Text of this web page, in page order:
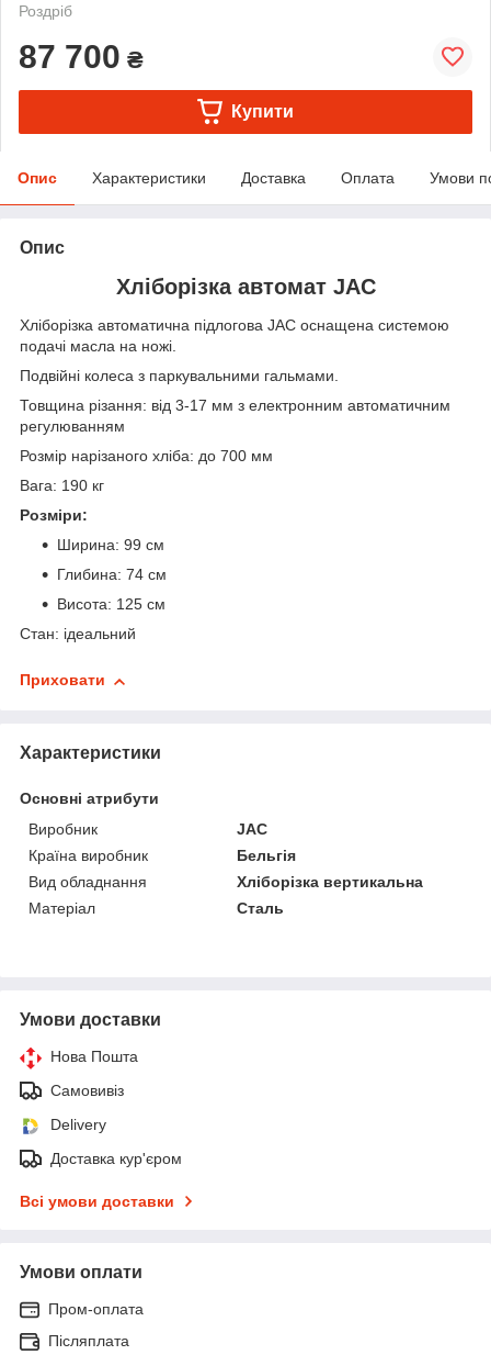
Роздріб
87 700 ₴
Купити
Опис Характеристики Доставка Оплата Умови
Опис
Хліборізка автомат JAC
Хліборізка автоматична підлогова JAC оснащена системою
подачі масла на ножі.
Подвійні колеса з паркувальними гальмами.
Товщина різання: від 3-17 мм з електронним автоматичним
регулюванням
Розмір нарізаного хліба: до 700 мм
Вага: 190 кг
Розміри:
Ширина: 99 см
Глибина: 74 см
Висота: 125 см
Стан: ідеальний
Приховати
Характеристики
Основні атрибути
Виробник
JAC
Країна виробник
Бельгія
Вид обладнання
Хліборізка вертикальна
Матеріал
Сталь
Умови доставки
Нова Пошта
Самовивіз
Delivery
Доставка кур'єром
Всі умови доставки
Умови оплати
Пром-оплата
Післяплата